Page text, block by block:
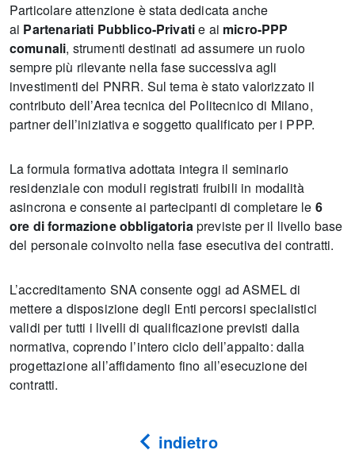
Particolare attenzione è stata dedicata anche
ai Partenariati Pubblico-Privatie ai micro-PPP
comunali, strumenti destinati ad assumere un ruolo
sempre più rilevante nella fase successiva agli
investimenti del PNRR. Sul tema è stato valorizzato il
contributo dell’Area tecnica del Politecnico di Milano,
partner dell’iniziativa e soggetto qualificato per i PPP.
La formula formativa adottata integra il seminario
residenziale con moduli registrati fruibili in modalità
asincrona e consente ai partecipanti di completare le 6
ore di formazione obbligatoriapreviste per il livello base
del personale coinvolto nella fase esecutiva dei contratti.
L’accreditamento SNA consente oggi ad ASMEL di
mettere a disposizione degli Enti percorsi specialistici
validi per tutti i livelli di qualificazione previsti dalla
normativa, coprendo l’intero ciclo dell’appalto: dalla
progettazione all’affidamento fino all’esecuzione dei
contratti.
indietro